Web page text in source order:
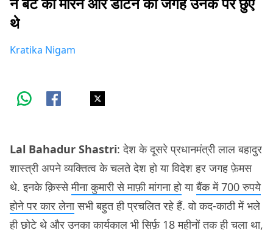
थे
Kratika Nigam
Lal Bahadur Shastri: देश के दूसरे प्रधानमंत्री लाल बहादुर
शास्त्री अपने व्यक्तित्व के चलते देश हो या विदेश हर जगह फ़ेमस
थे. इनके क़िस्सेमीना कुमारी से माफ़ी मांगना होयाबैंक में 700 रुपये
होने पर कार लेनासभी बहुत ही प्रचलित रहे हैं. वो कद-काठी में भले
ही छोटे थे और उनका कार्यकाल भी सिर्फ़ 18 महीनों तक ही चला था,